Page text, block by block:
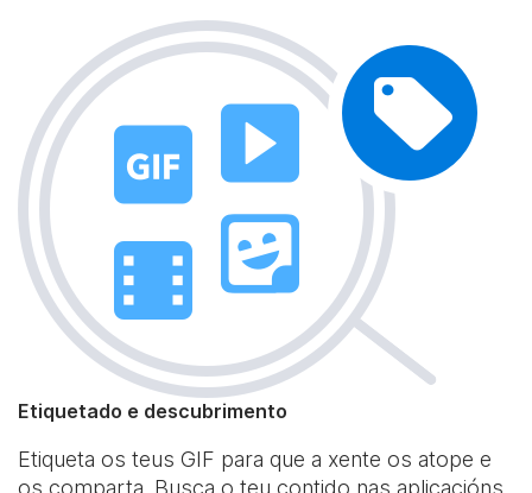
Etiquetado e descubrimento
Etiqueta os teus GIF para que a xente os atope e
os comparta. Busca o teu contido nas aplicacións